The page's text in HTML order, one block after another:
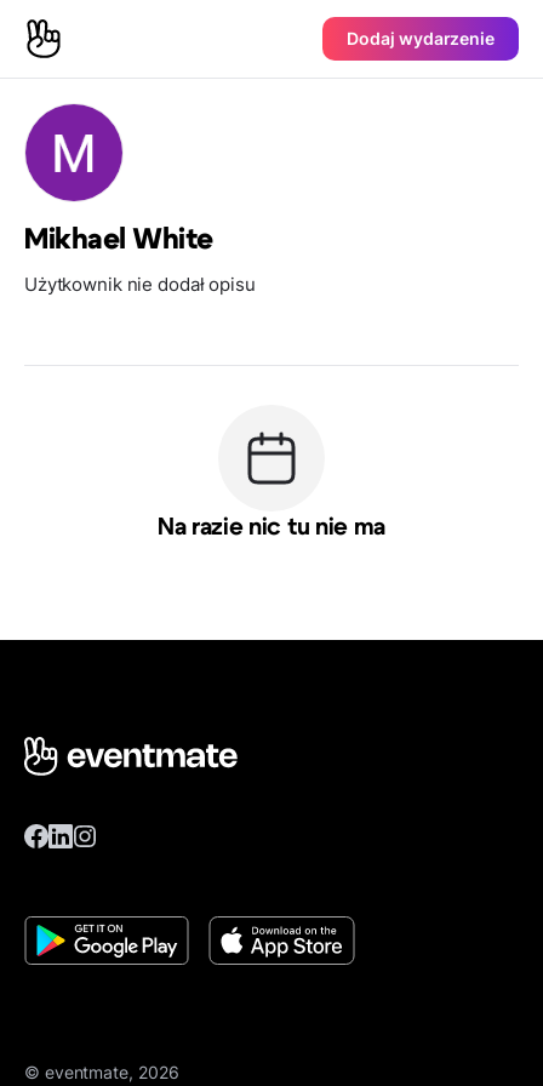
Dodaj wydarzenie
Mikhael White
Użytkownik nie dodał opisu
Na razie nic tu nie ma
© eventmate, 2026